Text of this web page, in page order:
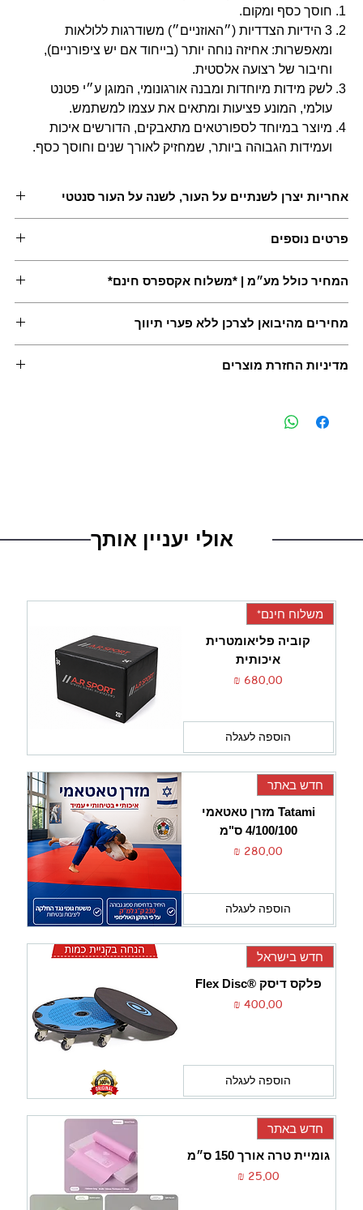
חוסך כסף ומקום.
3 הידיות הצדדיות (״האוזניים״) משודרגות ללולאות
ומאפשרות: אחיזה נוחה יותר (בייחוד אם יש ציפורניים),
וחיבור של רצועה אלסטית.
לשק מידות מיוחדות ומבנה אורגונומי, המוגן ע״י פטנט
עולמי, המונע פציעות ומתאים את עצמו למשתמש.
מיוצר במיוחד לספורטאים מתאבקים, הדורשים איכות
ועמידות הגבוהה ביותר, שמחזיק לאורך שנים וחוסך כסף.
אחריות יצרן לשנתיים על העור, לשנה על העור סנטטי
פרטים נוספים
אפשרויות אחיזה מגוונות, לשיפור כל סוגי האחיזה והתנועות. כולל
ידיות עץ איכותיות שניתן להוציא.
עשוי חומר גלם עמיד, היכול לשאת משקל גם של 38 ק״ג.
המחיר כולל מע״מ | *משלוח אקספרס חינם*
מחירים מהיבואן לצרכן ללא פערי תיווך
מדיניות החזרת מוצרים
קבלת פרטי העסקה - לפי המאוחר מבניהם, במוצר שיוחזר
באריזתו המקורית ובאריזה שלמה שלא ניזוקה כלל. בעל העסק
אולי יעניין אותך
משלוח חינם*
קוביה פליאומטרית
איכותית
מחיר
הוספה לעגלה
חדש באתר
Tatami מזרן טאטאמי
4/100/100 ס"מ
מחיר
הוספה לעגלה
חדש בישראל
פלקס דיסק ®Flex Disc
מחיר
הוספה לעגלה
חדש באתר
גומיית טרה אורך 150 ס״מ
מחיר